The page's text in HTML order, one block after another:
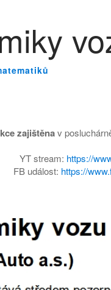
zajištěnav
YT stream: https://
FB událost: https://